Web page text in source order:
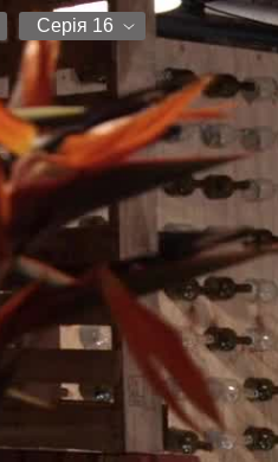
Серія 16
Серія 1
Серія 2
Серія 3
Серія 4
Серія 5
Серія 6
Серія 7
Серія 9
Серія 11
Серія 13
Серія 15